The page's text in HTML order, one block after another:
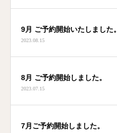
9月 ご予約開始いたしました。
2023.08.15
8月 ご予約開始しました。
2023.07.15
7月ご予約開始しました。